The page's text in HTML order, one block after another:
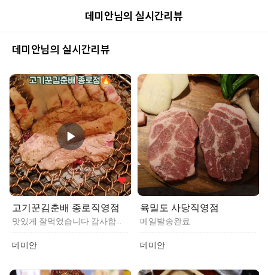
데미안님의 실시간리뷰
데미안님의 실시간리뷰
고기꾼김춘배 종로직영점
데미안
육밀도 사당직영점
메일발송완료
데미안